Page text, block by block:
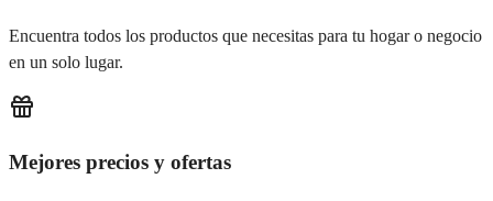
Encuentra todos los productos que necesitas para tu hogar o negocio
en un solo lugar.
Mejores precios y ofertas